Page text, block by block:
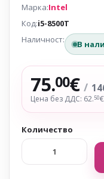
Марка:Intel
Код:i5-8500T
Наличност:
В
75.00€ /
Цена без ДДС: 62.50€
Количество